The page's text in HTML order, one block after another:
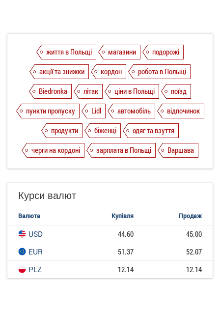
життя в Польщі магазини
подорожі
акції та знижки
кордон
робота в Польщі
Biedronka
літак ціни в Польщі
поїзд
пункти пропуску
Lidl автомобіль
відпочинок
продукти
біженці
одяг та взуття
черги на кордоні
зарплата в Польщі Варшава
Курси валют
Валюта Купівля Продаж
USD 44.60
45.00
EUR
51.37
52.07
PLZ
12.14 12.14